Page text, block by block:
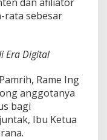
rata sebesar
Era Digital
Rame Ing
anggotanya
bagi
Ibu Ketua